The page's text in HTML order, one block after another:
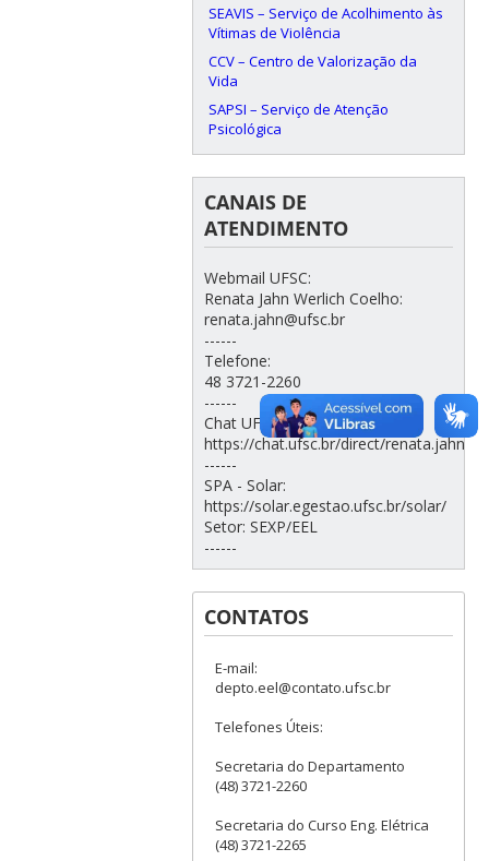
SEAVIS – Serviço de Acolhimento às
Vítimas de Violência
CCV – Centro de Valorização da
Vida
SAPSI – Serviço de Atenção
Psicológica
CANAIS DE
ATENDIMENTO
Webmail UFSC:
Renata Jahn Werlich Coelho:
renata.jahn@ufsc.br
------
Telefone:
48 3721-2260
------
Chat UFSC:
https://chat.ufsc.br/direct/renata.jahn
------
SPA - Solar:
https://solar.egestao.ufsc.br/solar/
Setor: SEXP/EEL
------
CONTATOS
E-mail:
depto.eel@contato.ufsc.br
Telefones Úteis:
Secretaria do Departamento
(48) 3721-2260
Secretaria do Curso Eng. Elétrica
(48) 3721-2265